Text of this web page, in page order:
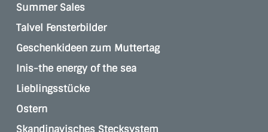
Summer Sales
Talvel Fensterbilder
Geschenkideen zum Muttertag
Inis-the energy of the sea
Lieblingsstücke
Ostern
Skandinavisches Stecksystem